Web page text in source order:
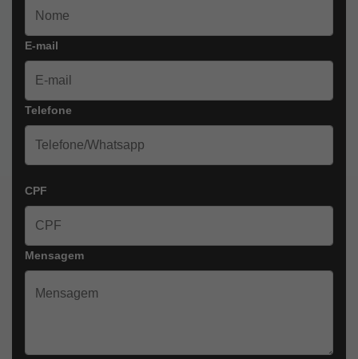
E-mail
Telefone
CPF
Mensagem